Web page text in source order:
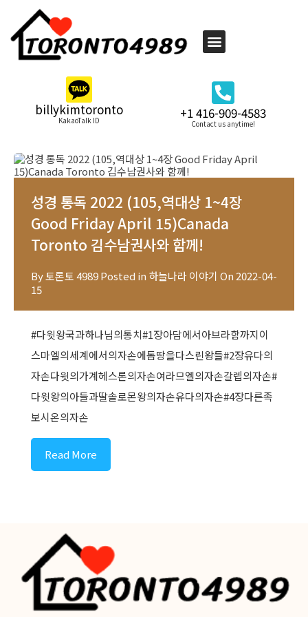
billykimtoronto
KakaoTalk ID +1 416-909-4583
Contact us anytime!
성경 통독 2022 (105,역대상 1~4장
Good Friday April 15)Canada
Toronto 김수남권사와 함께!
By토론토 4989Posted in 하늘나라 이야기 On2022-04-
15
#다윗왕국과하나님의통치#1장아담에서아브라함까지이
스마엘의세계에서의자손에돔땅을다스린왕들#2장유다의
자손다윗의가계헤스론의자손여라므엘의자손갈렙의자손#
다윗왕의아들과딸솔로몬왕의자손유다의자손#4장다른족
보시온의자손
Read More